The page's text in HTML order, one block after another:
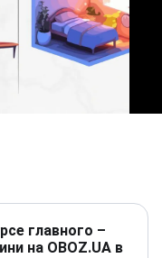
главного –
на OBOZ.UA в